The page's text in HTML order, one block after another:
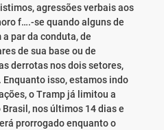
agressões verbais aos
f….-se quando alguns de
par da conduta, de
de sua base ou de
derrotas nos dois setores,
isso, estamos indo
o Tramp já limitou a
nos últimos 14 dias e
prorrogado enquanto o